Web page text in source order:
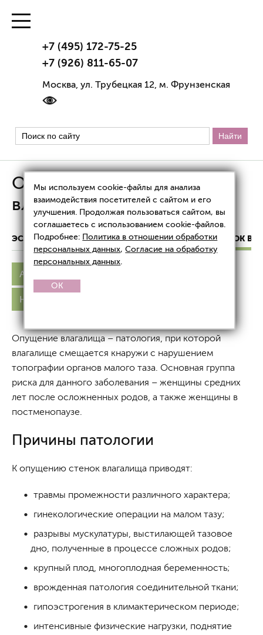
+7 (495) 172-75-25
+7 (926) 811-65-07
Москва, ул. Трубецкая 12, м. Фрунзенская
Опущение стенок
влагалища
ЭСТЕТИЧЕСКАЯ ГИНЕКОЛОГИЯ ОПУЩЕНИЕ СТЕНОК
Атрофия влагалища
Нарушение микрофлоры
Опущение влагалища – патология, при которой
влагалище смещается кнаружи с нарушением
топографии органов малого таза. Основная группа
риска для данного заболевания – женщины средних
лет после осложненных родов, а также женщины в
постменопаузе.
Причины патологии
К опущению стенок влагалища приводят:
травмы промежности различного характера;
гинекологические операции на малом тазу;
разрывы мускулатуры, выстилающей тазовое
дно, полученные в процессе сложных родов;
крупный плод, многоплодная беременность;
врожденная патология соединительной ткани;
гипоэстрогения в климактерическом периоде;
интенсивные физические нагрузки, поднятие
Мы используем cookie-файлы для анализа
взаимодействия посетителей с сайтом и его
улучшения. Продолжая пользоваться сайтом, вы
соглашаетесь с использованием cookie-файлов.
Подробнее: Политика в отношении обработки
персональных данных,Согласие на обработку
персональных данных.
OK